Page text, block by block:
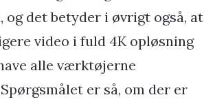
og det betyder i øvrigt også, at
video i fuld 4K opløsning
alle værktøjerne
er så, om der er